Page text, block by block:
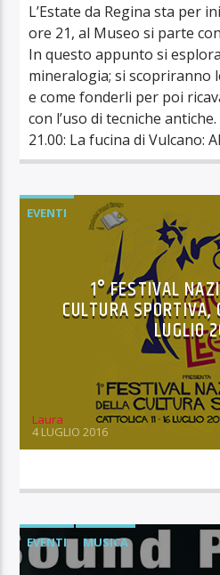
L’Estate da Regina sta per
ore 21, al Museo si parte
In questo appunto si
mineralogia; si scopriranno
e come fonderli per poi
con l’uso di tecniche
21.00: La fucina di Vulcano:
EVENTI
1° FESTIVAL
CULTURA SPORTIVA,
LUGLIO
Laura
4 LUGLIO 2016
EVENTI MUSICA